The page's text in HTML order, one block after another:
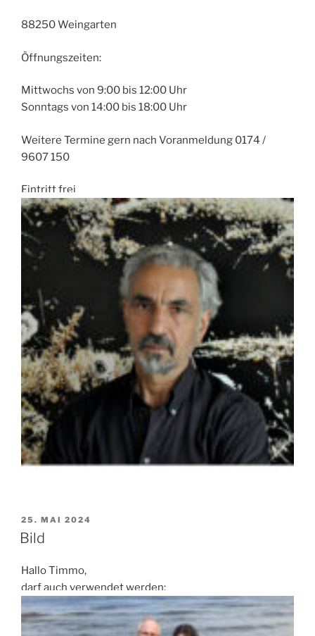
88250 Weingarten
Öffnungszeiten:
Mittwochs von 9:00 bis 12:00 Uhr
Sonntags von 14:00 bis 18:00 Uhr
Weitere Termine gern nach Voranmeldung 0174 /
9607 150
Eintritt frei
VERÖFFENTLICHT
AM
25. MAI 2024
Bild
Hallo Timmo,
darf auch verwendet werden: